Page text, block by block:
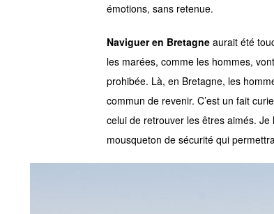
émotions, sans retenue.
Naviguer en Bretagne aurait été
les marées, comme les hommes,
prohibée. Là, en Bretagne, les
commun de revenir. C’est un fait
celui de retrouver les êtres aimés. Je
mousqueton de sécurité qui